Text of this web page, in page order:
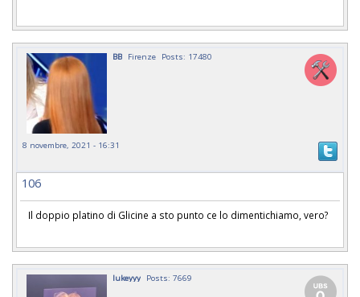
BB Firenze Posts: 17480
8 novembre, 2021 - 16:31
106
Il doppio platino di Glicine a sto punto ce lo dimentichiamo, vero?
lukeyyy Posts: 7669